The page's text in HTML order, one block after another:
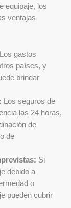
equipaje, los
ventajas
Los gastos
países, y
brindar
Los seguros de
las 24 horas,
de
de
Si
debido a
o
pueden cubrir